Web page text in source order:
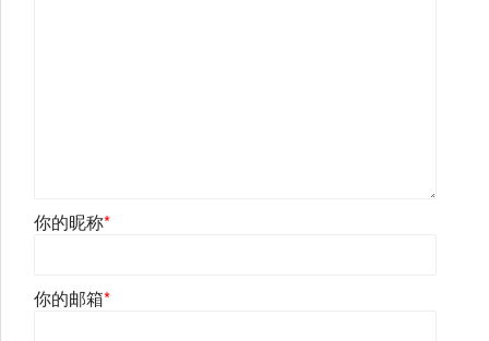
你的昵称*
你的邮箱*